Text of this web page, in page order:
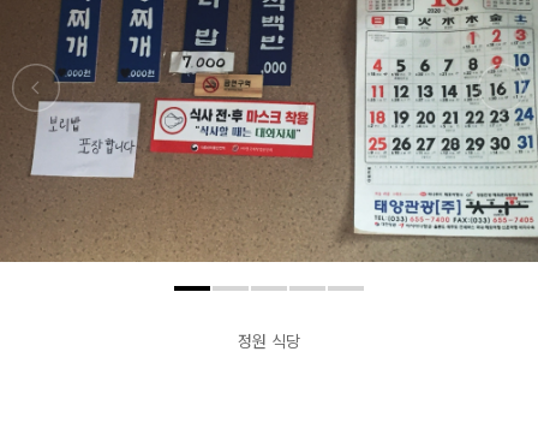
정원 식당